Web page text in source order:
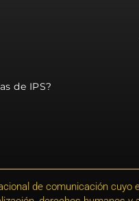
de IPS?
de comunicación